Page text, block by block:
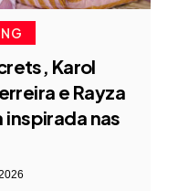
Karol
e Rayza
inspirada nas